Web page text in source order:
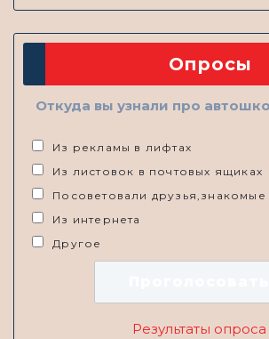
Опросы
Откуда вы узнали про
Из рекламы в лифтах
Из листовок в почтовых ящиках
Посоветовали друзья,знакомые
Из интернета
Другое
Результаты опроса